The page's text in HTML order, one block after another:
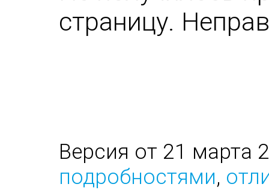
страницу.
Версия от 21 марта
подробностями,